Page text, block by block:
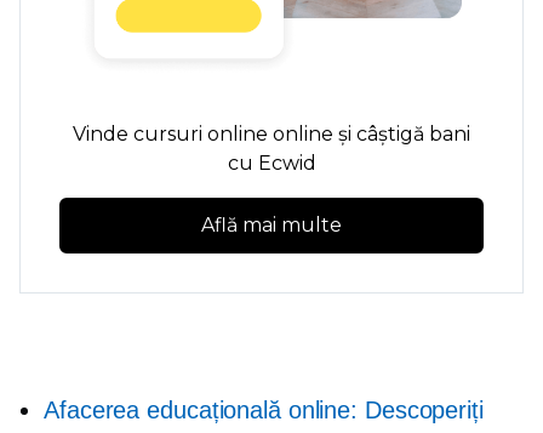
Vinde cursuri online online și câștigă bani
cu Ecwid
Află mai multe
Afacerea educațională online: Descoperiți